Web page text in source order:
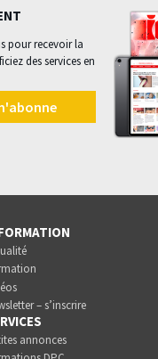
pour recevoir la
des services en
– s’inscrire
annonces